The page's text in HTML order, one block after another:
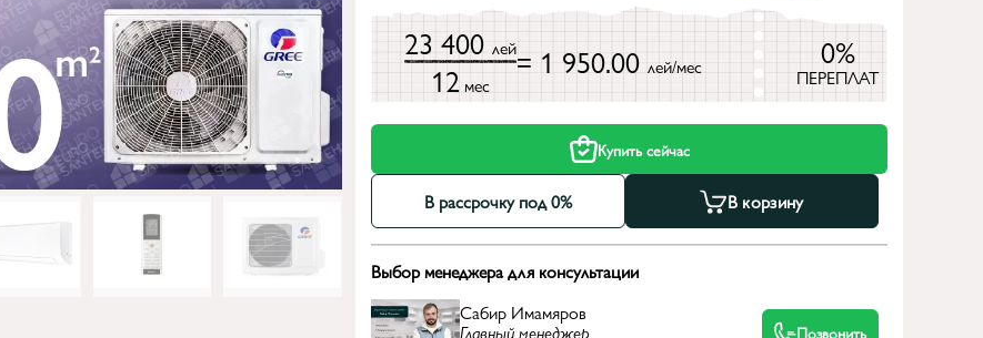
23 400 лей
12мес
= 1 950.00 лей/мес 0%
ПЕРЕПЛАТ
Купить сейчас
В рассрочку под 0% В корзину
Выбор менеджера для консультации
Сабир Имамяров
Главный менеджер Позвонить